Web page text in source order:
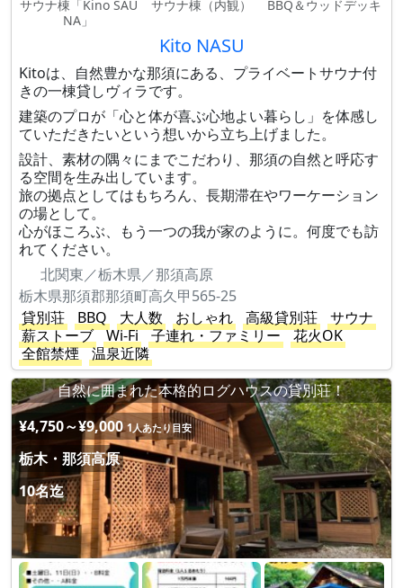
サウナ棟「Kino SAU
NA」
サウナ棟（内観） BBQ＆ウッドデッキ
Kito NASU
Kitoは、自然豊かな那須にある、プライベートサウナ付
きの一棟貸しヴィラです。
建築のプロが「心と体が喜ぶ心地よい暮らし」を体感し
ていただきたいという想いから立ち上げました。
設計、素材の隅々にまでこだわり、那須の自然と呼応す
る空間を生み出しています。
旅の拠点としてはもちろん、長期滞在やワーケーション
の場として。
心がほころぶ、もう一つの我が家のように。何度でも訪
れてください。
北関東／栃木県／那須高原
栃木県那須郡那須町高久甲565-25
貸別荘
BBQ 大人数 おしゃれ 高級貸別荘
サウナ
薪ストーブ
Wi-Fi 子連れ・ファミリー
花火OK
全館禁煙
温泉近隣
自然に囲まれた本格的ログハウスの貸別荘！
¥4,750～¥9,000 1人あたり目安
栃木・那須高原
10名迄